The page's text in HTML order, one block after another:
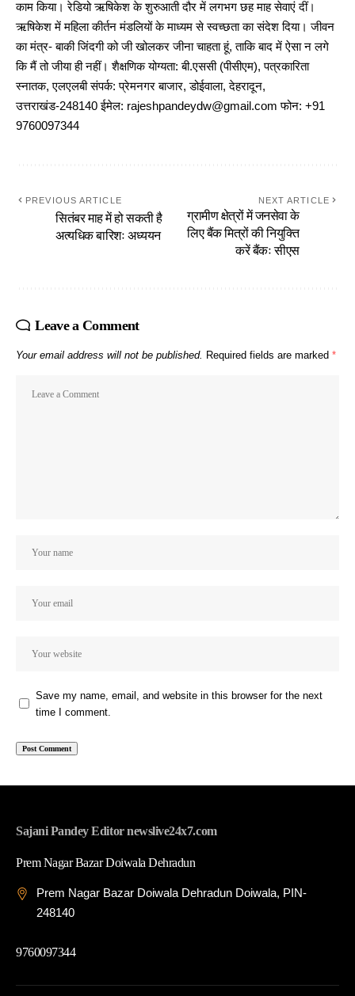
काम किया। रेडियो ऋषिकेश के शुरुआती दौर में लगभग छह माह सेवाएं दीं।
ऋषिकेश में महिला कीर्तन मंडलियों के माध्यम से स्वच्छता का संदेश दिया। जीवन
का मंत्र- बाकी जिंदगी को जी खोलकर जीना चाहता हूं, ताकि बाद में ऐसा न लगे
कि मैं तो जीया ही नहीं। शैक्षणिक योग्यता: बी.एससी (पीसीएम), पत्रकारिता
स्नातक, एलएलबी संपर्क: प्रेमनगर बाजार, डोईवाला, देहरादून,
उत्तराखंड-248140 ईमेल: rajeshpandeydw@gmail.com फोन: +91
9760097344
PREVIOUS ARTICLE
सितंबर माह में हो सकती है
अत्यधिक बारिशः अध्ययन
NEXT ARTICLE
ग्रामीण क्षेत्रों में जनसेवा के
लिए बैंक मित्रों की नियुक्ति
करें बैंकः सीएस
Leave a Comment
Your email address will not be published. Required fields are marked *
Save my name, email, and website in this browser for the next
time I comment.
Sajani Pandey Editor newslive24x7.com
Prem Nagar Bazar Doiwala Dehradun
Prem Nagar Bazar Doiwala Dehradun Doiwala, PIN-
248140
9760097344